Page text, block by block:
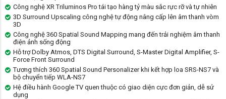
Công nghệ XR Triluminos Pro tái tạo hàng tỷ màu sắc rực rỡ và tự nhiên
3D Surround Upscaling công nghệ tự động nâng cấp lên âm thanh vòm
3D
Công nghệ 360 Spatial Sound Mapping mang đến trải nghiệm âm thanh
điện ảnh sống động
Hỗ trợ Dolby Atmos, DTS Digital Surround, S-Master Digital Amplifier, S-
Force Front Surround
Tương thích 360 Spatial Sound Personalizer khi kết hợp loa SRS-NS7 và
bộ chuyển tiếp WLA-NS7
Hệ điều hành Google TV quen thuộc có giao diện cực đơn giản, dễ sử
dụng